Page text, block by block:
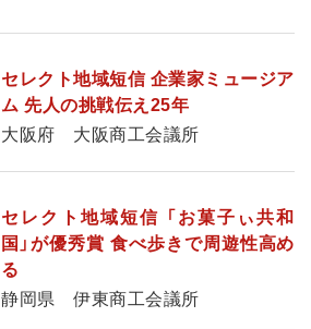
セレクト地域短信 企業家ミュージア
ム 先人の挑戦伝え25年
大阪府 大阪商工会議所
セレクト地域短信 「お菓子ぃ共和
国」が優秀賞 食べ歩きで周遊性高め
る
静岡県 伊東商工会議所